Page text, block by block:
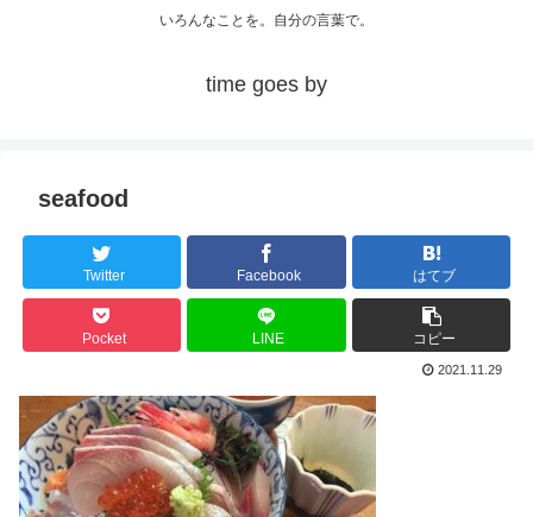
いろんなことを。自分の言葉で。
time goes by
seafood
Twitter Facebook はてブ
Pocket LINE コピー
2021.11.29